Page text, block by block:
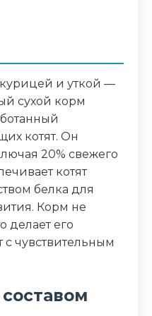
псиллиум,
женьшень,
куркума,
сок юкки
клетчатка 1.5%,
1.7%,
Омега-6
0.2%, ЭПК 0.5%,
хондроитин
и уткой —
сухой корм
котят. Он
20% свежего
котят
белка для
Корм не
делает его
чувствительным